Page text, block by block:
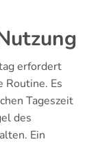
erfordert
Routine. Es
Tageszeit
des
Ein